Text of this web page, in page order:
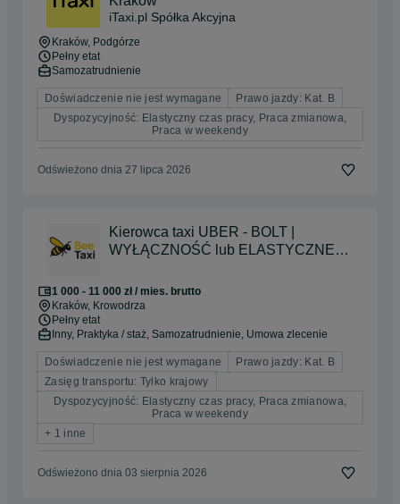
iTaxi.pl Spółka Akcyjna
Kraków, Podgórze
Pełny etat
Samozatrudnienie
Doświadczenie nie jest wymagane
Prawo jazdy: Kat. B
Dyspozycyjność: Elastyczny czas pracy, Praca zmianowa,
Praca w weekendy
Odświeżono dnia 27 lipca 2026
Kierowca taxi UBER - BOLT |
WYŁĄCZNOŚĆ lub ELASTYCZNE
% dla Ciebie
1 000 - 11 000 zł / mies. brutto
Kraków, Krowodrza
Pełny etat
Inny, Praktyka / staż, Samozatrudnienie, Umowa zlecenie
Doświadczenie nie jest wymagane
Prawo jazdy: Kat. B
Zasięg transportu: Tylko krajowy
Dyspozycyjność: Elastyczny czas pracy, Praca zmianowa,
Praca w weekendy
+ 1 inne
Odświeżono dnia 03 sierpnia 2026